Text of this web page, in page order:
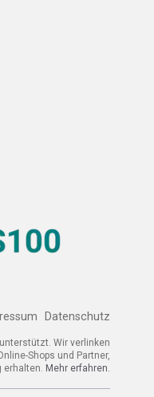
Datenschutz
Wir verlinken
Shops und Partner,
erhalten. Mehr erfahren.